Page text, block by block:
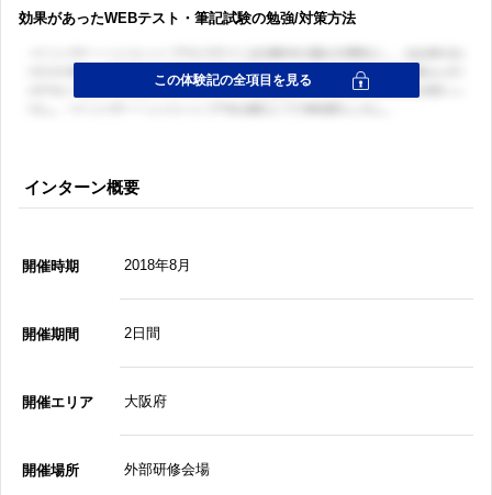
効果があったWEBテスト・筆記試験の勉強/対策方法
インターン概要
開催時期 2018年8月
開催期間 2日間
開催エリア 大阪府
開催場所 外部研修会場